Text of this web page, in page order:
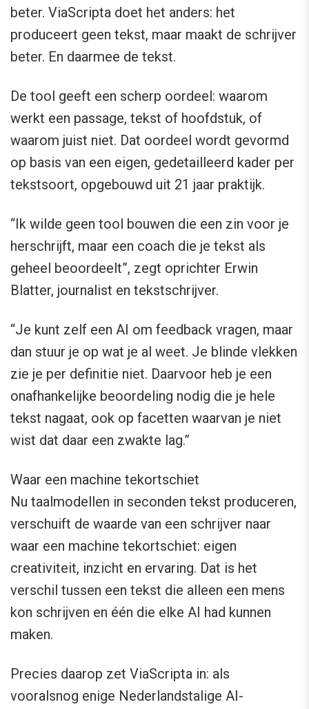
beter. ViaScripta doet het anders: het
produceert geen tekst, maar maakt de schrijver
beter. En daarmee de tekst.
De tool geeft een scherp oordeel: waarom
werkt een passage, tekst of hoofdstuk, of
waarom juist niet. Dat oordeel wordt gevormd
op basis van een eigen, gedetailleerd kader per
tekstsoort, opgebouwd uit 21 jaar praktijk.
“Ik wilde geen tool bouwen die een zin voor je
herschrijft, maar een coach die je tekst als
geheel beoordeelt”, zegt oprichter Erwin
Blatter, journalist en tekstschrijver.
“Je kunt zelf een AI om feedback vragen, maar
dan stuur je op wat je al weet. Je blinde vlekken
zie je per definitie niet. Daarvoor heb je een
onafhankelijke beoordeling nodig die je hele
tekst nagaat, ook op facetten waarvan je niet
wist dat daar een zwakte lag.”
Waar een machine tekortschiet
Nu taalmodellen in seconden tekst produceren,
verschuift de waarde van een schrijver naar
waar een machine tekortschiet: eigen
creativiteit, inzicht en ervaring. Dat is het
verschil tussen een tekst die alleen een mens
kon schrijven en één die elke AI had kunnen
maken.
Precies daarop zet ViaScripta in: als
vooralsnog enige Nederlandstalige AI-